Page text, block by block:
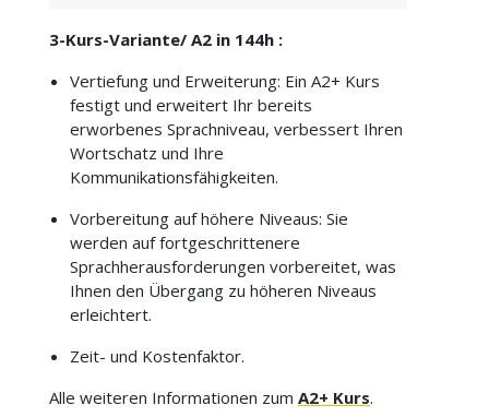
3-Kurs-Variante/ A2 in 144h :
Vertiefung und Erweiterung: Ein A2+ Kurs
festigt und erweitert Ihr bereits
erworbenes Sprachniveau, verbessert Ihren
Wortschatz und Ihre
Kommunikationsfähigkeiten.
Vorbereitung auf höhere Niveaus: Sie
werden auf fortgeschrittenere
Sprachherausforderungen vorbereitet, was
Ihnen den Übergang zu höheren Niveaus
erleichtert.
Zeit- und Kostenfaktor.
Alle weiteren Informationen zum A2+ Kurs.